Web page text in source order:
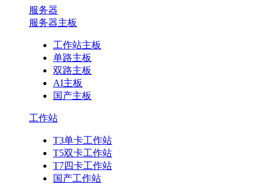
服务器
服务器主板
工作站主板
单路主板
双路主板
AI主板
国产主板
工作站
T3单卡工作站
T5双卡工作站
T7四卡工作站
国产工作站